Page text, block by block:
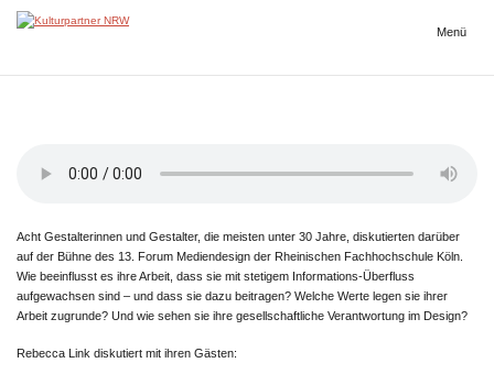
Inhalt
NRW
Menü
Acht Gestalterinnen und Gestalter, die meisten unter 30 Jahre, diskutierten darüber
auf der Bühne des 13. Forum Mediendesign der Rheinischen Fachhochschule Köln.
Wie beeinflusst es ihre Arbeit, dass sie mit stetigem Informations-Überfluss
aufgewachsen sind – und dass sie dazu beitragen? Welche Werte legen sie ihrer
Arbeit zugrunde? Und wie sehen sie ihre gesellschaftliche Verantwortung im Design?
Rebecca Link diskutiert mit ihren Gästen: